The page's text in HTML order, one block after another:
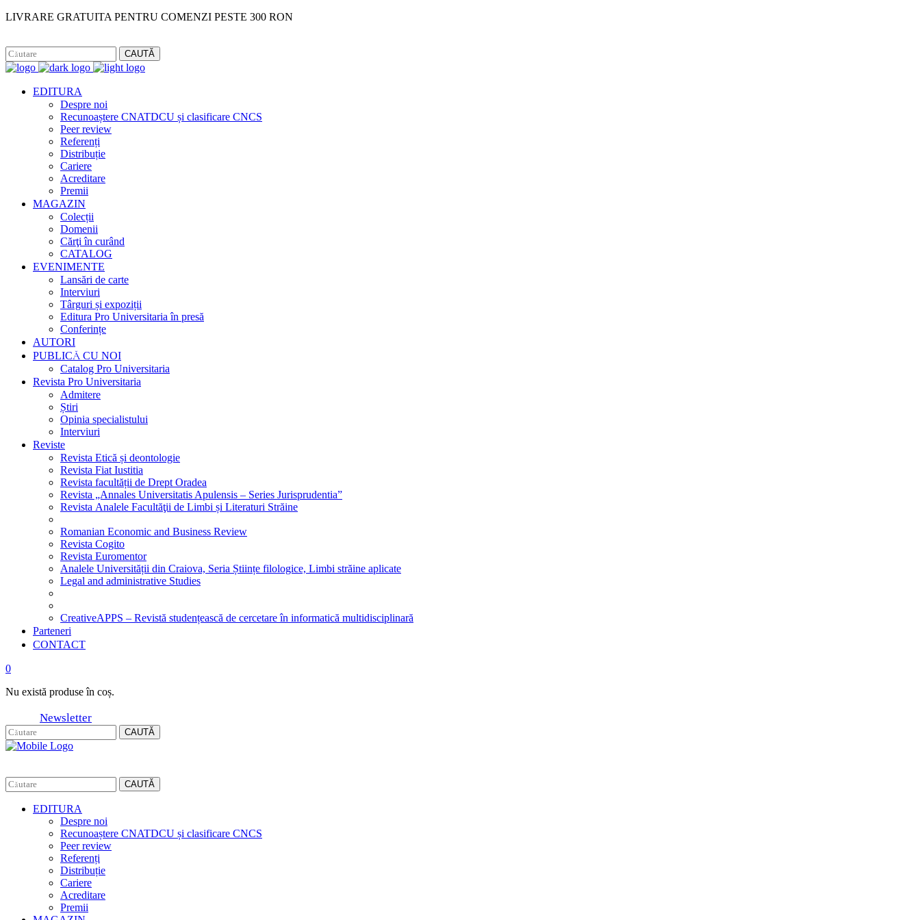
LIVRARE GRATUITA PENTRU COMENZI PESTE 300 RON
CAUTĂ
EDITURA
Despre noi
Recunoaștere CNATDCU și clasificare CNCS
Peer review
Referenți
Distribuție
Cariere
Acreditare
Premii
MAGAZIN
Colecții
Domenii
Cărţi în curând
CATALOG
EVENIMENTE
Lansări de carte
Interviuri
Târguri și expoziții
Editura Pro Universitaria în presă
Conferințe
AUTORI
PUBLICĂ CU NOI
Catalog Pro Universitaria
Revista Pro Universitaria
Admitere
Știri
Opinia specialistului
Interviuri
Reviste
Revista Etică și deontologie
Revista Fiat Iustitia
Revista facultății de Drept Oradea
Revista „Annales Universitatis Apulensis – Series Jurisprudentia”
Revista Analele Facultăţii de Limbi și Literaturi Străine
Romanian Economic and Business Review
Revista Cogito
Revista Euromentor
Analele Universității din Craiova, Seria Științe filologice, Limbi străine aplicate
Legal and administrative Studies
CreativeAPPS – Revistă studențească de cercetare în informatică multidisciplinară
Parteneri
CONTACT
0
Nu există produse în coș.
Newsletter
CAUTĂ
CAUTĂ
EDITURA
Despre noi
Recunoaștere CNATDCU și clasificare CNCS
Peer review
Referenți
Distribuție
Cariere
Acreditare
Premii